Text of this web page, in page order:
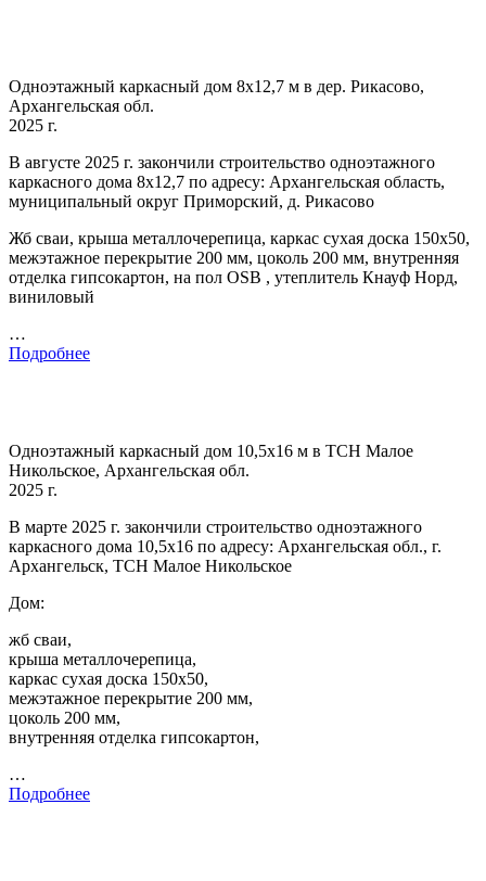
Одноэтажный каркасный дом 8х12,7 м в дер. Рикасово,
Архангельская обл.
2025 г.
В августе 2025 г. закончили строительство одноэтажного
каркасного дома 8х12,7 по адресу: Архангельская область,
муниципальный округ Приморский, д. Рикасово
Жб сваи, крыша металлочерепица, каркас сухая доска 150х50,
межэтажное перекрытие 200 мм, цоколь 200 мм, внутренняя
отделка гипсокартон, на пол OSB , утеплитель Кнауф Норд,
виниловый
…
Подробнее
Одноэтажный каркасный дом 10,5х16 м в ТСН Малое
Никольское, Архангельская обл.
2025 г.
В марте 2025 г. закончили строительство одноэтажного
каркасного дома 10,5х16 по адресу: Архангельская обл., г.
Архангельск, ТСН Малое Никольское
Дом:
жб сваи,
крыша металлочерепица,
каркас сухая доска 150х50,
межэтажное перекрытие 200 мм,
цоколь 200 мм,
внутренняя отделка гипсокартон,
…
Подробнее